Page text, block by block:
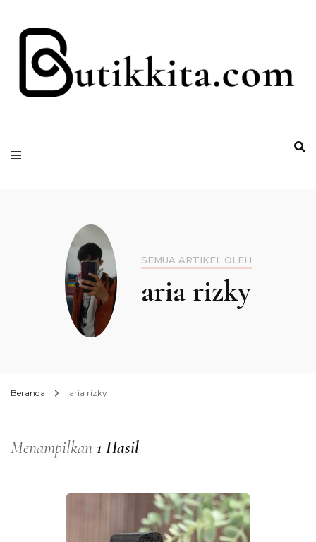
butikkita.com
SEMUA ARTIKEL OLEH
aria rizky
Beranda aria rizky
Menampilkan 1 Hasil